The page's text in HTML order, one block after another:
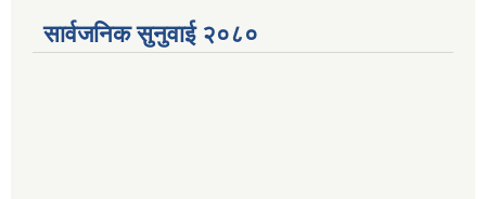
सार्वजनिक सुनुवाई २०८०